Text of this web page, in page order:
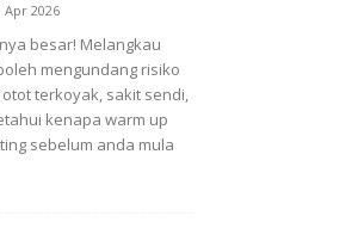
Apr 2026
besar! Melangkau
mengundang risiko
terkoyak, sakit sendi,
kenapa warm up
sebelum anda mula